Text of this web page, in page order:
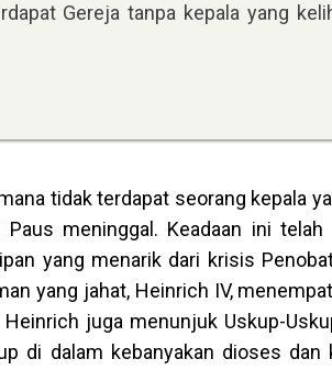
Gereja tanpa kepala yang
tidak terdapat seorang kepala
meninggal. Keadaan ini telah
yang menarik dari krisis
yang jahat, Heinrich IV,
juga menunjuk Uskup-
di dalam kebanyakan dioses dan